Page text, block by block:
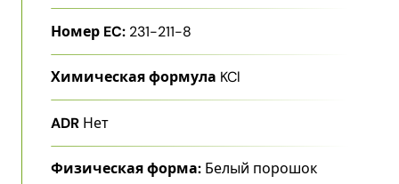
Номер EC: 231-211-8
Химическая формула KCl
ADR Нет
Физическая форма: Белый порошок